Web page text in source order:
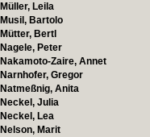
Müller, Leila
Musil, Bartolo
Mütter, Bertl
Nagele, Peter
Nakamoto-Zaire, Annet
Narnhofer, Gregor
Natmeßnig, Anita
Neckel, Julia
Neckel, Lea
Nelson, Marit